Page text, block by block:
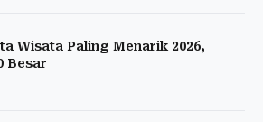
Wisata Paling Menarik 2026,
Besar